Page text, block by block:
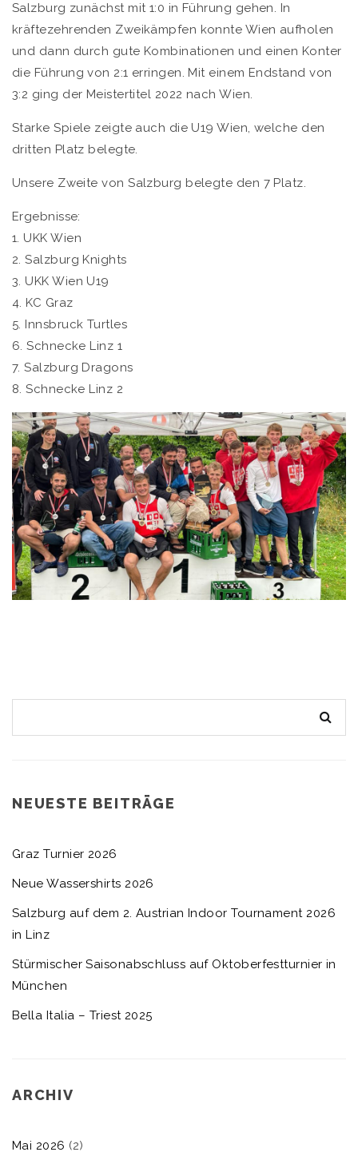
Salzburg zunächst mit 1:0 in Führung gehen. In
kräftezehrenden Zweikämpfen konnte Wien aufholen
und dann durch gute Kombinationen und einen Konter
die Führung von 2:1 erringen. Mit einem Endstand von
3:2 ging der Meistertitel 2022 nach Wien.
Starke Spiele zeigte auch die U19 Wien, welche den
dritten Platz belegte.
Unsere Zweite von Salzburg belegte den 7 Platz.
Ergebnisse:
1. UKK Wien
2. Salzburg Knights
3. UKK Wien U19
4. KC Graz
5. Innsbruck Turtles
6. Schnecke Linz 1
7. Salzburg Dragons
8. Schnecke Linz 2
NEUESTE BEITRÄGE
Graz Turnier 2026
Neue Wassershirts 2026
Salzburg auf dem 2. Austrian Indoor Tournament 2026
in Linz
Stürmischer Saisonabschluss auf Oktoberfestturnier in
München
Bella Italia – Triest 2025
ARCHIV
Mai 2026 (2)